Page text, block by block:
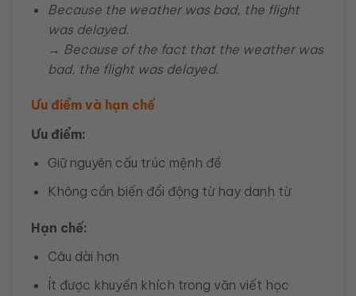
Because the weather was bad, the flight
was delayed.
→ Because of the fact that the weather was
bad, the flight was delayed.
Ưu điểm và hạn chế
Ưu điểm:
Giữ nguyên cấu trúc mệnh đề
Không cần biến đổi động từ hay danh từ
Hạn chế:
Câu dài hơn
Ít được khuyến khích trong văn viết học